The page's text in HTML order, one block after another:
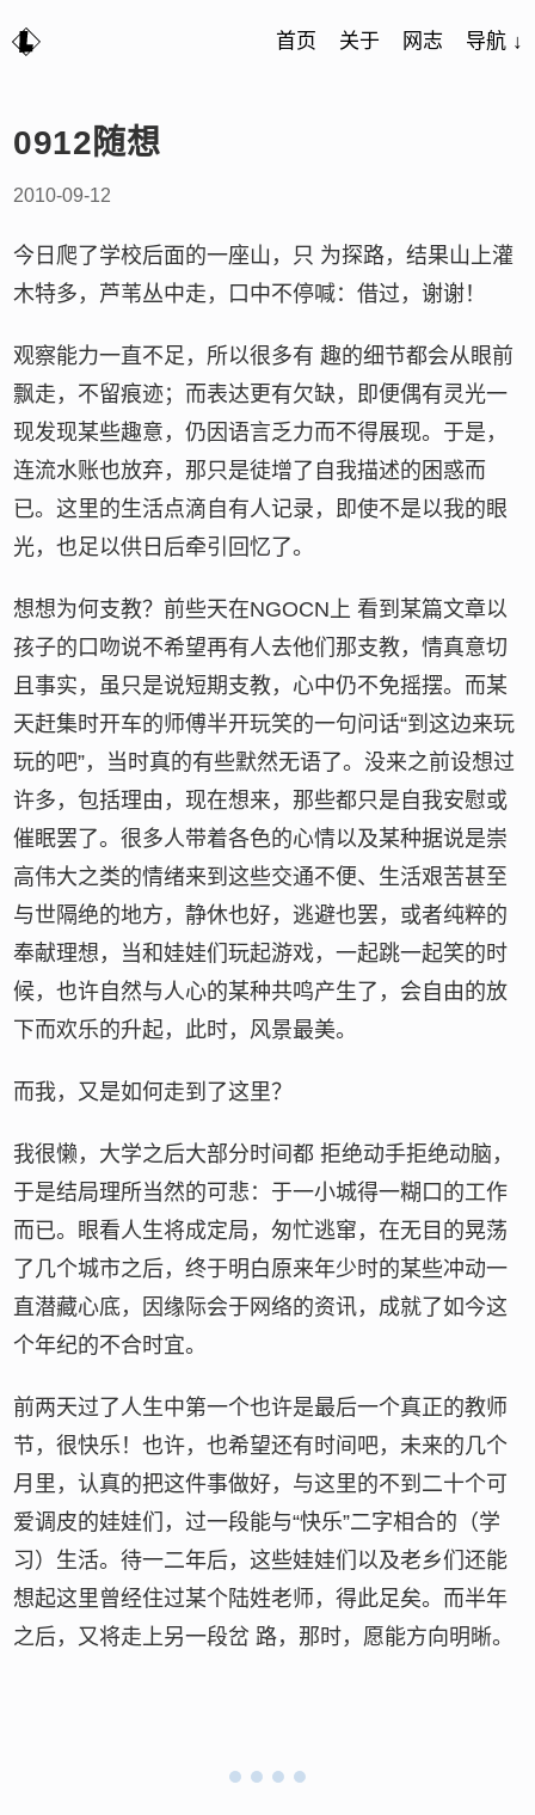
首页 关于 网志 导航 ↓
0912随想
2010-09-12
今日爬了学校后面的一座山，只 为探路，结果山上灌
木特多，芦苇丛中走，口中不停喊：借过，谢谢！
观察能力一直不足，所以很多有 趣的细节都会从眼前
飘走，不留痕迹；而表达更有欠缺，即便偶有灵光一
现发现某些趣意，仍因语言乏力而不得展现。于是，
连流水账也放弃，那只是徒增了自我描述的困惑而
已。这里的生活点滴自有人记录，即使不是以我的眼
光，也足以供日后牵引回忆了。
想想为何支教？前些天在NGOCN上 看到某篇文章以
孩子的口吻说不希望再有人去他们那支教，情真意切
且事实，虽只是说短期支教，心中仍不免摇摆。而某
天赶集时开车的师傅半开玩笑的一句问话“到这边来玩
玩的吧”，当时真的有些默然无语了。没来之前设想过
许多，包括理由，现在想来，那些都只是自我安慰或
催眠罢了。很多人带着各色的心情以及某种据说是崇
高伟大之类的情绪来到这些交通不便、生活艰苦甚至
与世隔绝的地方，静休也好，逃避也罢，或者纯粹的
奉献理想，当和娃娃们玩起游戏，一起跳一起笑的时
候，也许自然与人心的某种共鸣产生了，会自由的放
下而欢乐的升起，此时，风景最美。
而我，又是如何走到了这里？
我很懒，大学之后大部分时间都 拒绝动手拒绝动脑，
于是结局理所当然的可悲：于一小城得一糊口的工作
而已。眼看人生将成定局，匆忙逃窜，在无目的晃荡
了几个城市之后，终于明白原来年少时的某些冲动一
直潜藏心底，因缘际会于网络的资讯，成就了如今这
个年纪的不合时宜。
前两天过了人生中第一个也许是最后一个真正的教师
节，很快乐！也许，也希望还有时间吧，未来的几个
月里，认真的把这件事做好，与这里的不到二十个可
爱调皮的娃娃们，过一段能与“快乐”二字相合的（学
习）生活。待一二年后，这些娃娃们以及老乡们还能
想起这里曾经住过某个陆姓老师，得此足矣。而半年
之后，又将走上另一段岔 路，那时，愿能方向明晰。